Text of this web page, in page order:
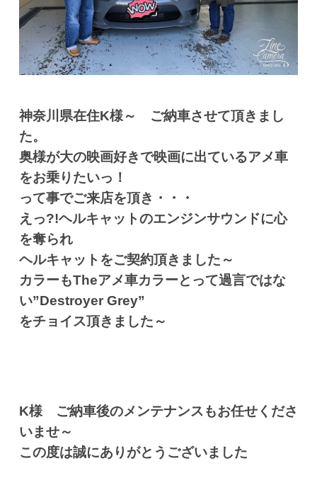
神奈川県在住K様～ ご納車させて頂きまし
た。
奥様が大の映画好きで映画に出ているアメ車
をお乗りたいっ！
って事でご来店を頂き・・・
えっ?!ヘルキャットのエンジンサウンドに心
を奪られ
ヘルキャットをご契約頂きました～
カラーもTheアメ車カラーとって過言ではな
い”Destroyer Grey”
をチョイス頂きました～
K様 ご納車後のメンテナンスもお任せくださ
いませ～
この度は誠にありがとうございました